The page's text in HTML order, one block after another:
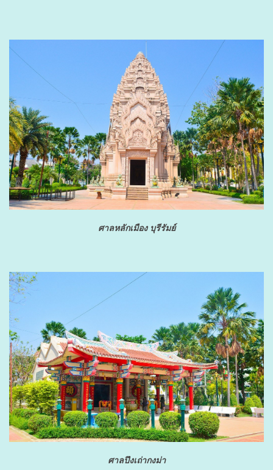
ศาลหลักเมือง บุรีรัมย์
ศาลปึงเถ่ากงม่า